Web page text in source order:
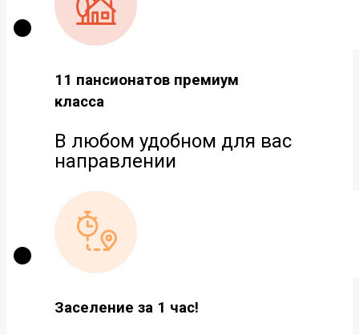
11 пансионатов премиум
класса
В любом удобном для вас
направлении
Заселение за 1 час!